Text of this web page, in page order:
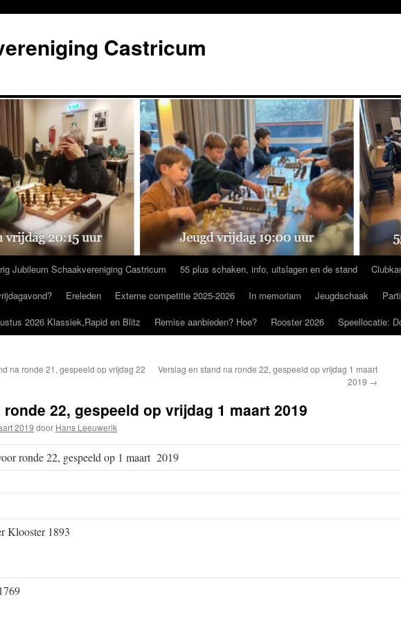
Castricum
Jubileum Schaakvereniging Castricum 55 plus schaken, info, uitslagen en de stand
Ereleden Externe competitie 2025-2026 In memoriam Jeugdschaak
2026 Klassiek,Rapid en Blitz
Remise aanbieden? Hoe? Rooster 2026 Speellocatie:
na ronde 21, gespeeld op vrijdag 22
Verslag en stand na ronde 22, gespeeld op vrijdag 1 maart
2019 →
22, gespeeld op vrijdag 1 maart 2019
2019 door Hans Leeuwerik
ronde 22, gespeeld op 1 maart 2019
Klooster 1893